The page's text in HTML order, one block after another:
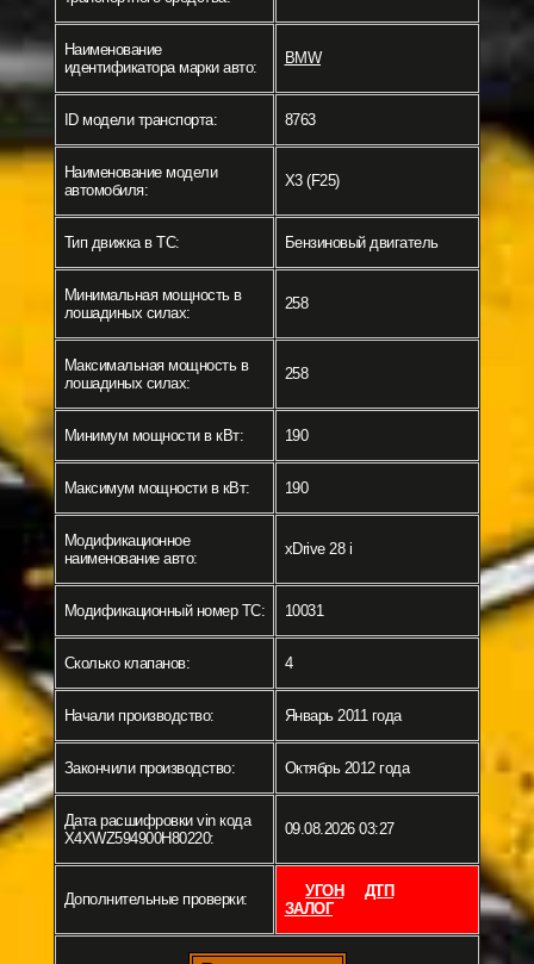
Наименование
идентификатора марки авто:
BMW
ID модели транспорта: 8763
Наименование модели
автомобиля:
X3 (F25)
Тип движка в ТС: Бензиновый двигатель
Минимальная мощность в
лошадиных силах:
258
Максимальная мощность в
лошадиных силах:
258
Минимум мощности в кВт: 190
Максимум мощности в кВт: 190
Модификационное
наименование авто:
xDrive 28 i
Модификационный номер ТС: 10031
Сколько клапанов: 4
Начали производство: Январь 2011 года
Закончили производство: Октябрь 2012 года
Дата расшифровки vin кода
X4XWZ594900H80220:
09.08.2026 03:27
Дополнительные проверки: УГОН
ДТП
ЗАЛОГ